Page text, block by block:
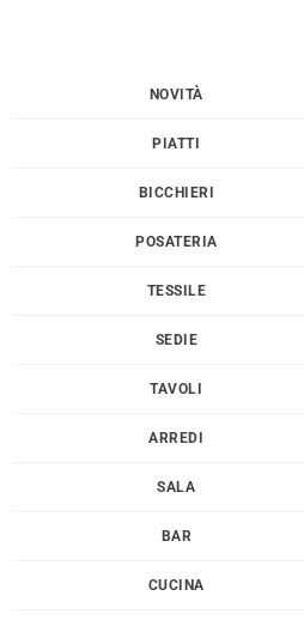
NOVITÀ
PIATTI
BICCHIERI
POSATERIA
TESSILE
SEDIE
TAVOLI
ARREDI
SALA
BAR
CUCINA